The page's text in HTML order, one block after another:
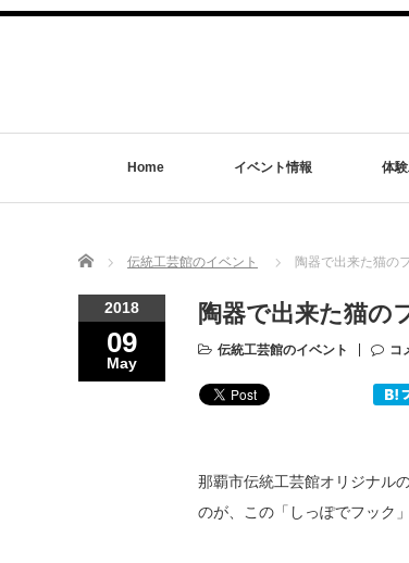
Home イベント情報 体
Home 伝統工芸館のイベント 陶器で出来た猫の
2018
09
May
陶器で出来た猫の
伝統工芸館のイベント コ
那覇市伝統工芸館オリジナル
のが、この「しっぽでフック」